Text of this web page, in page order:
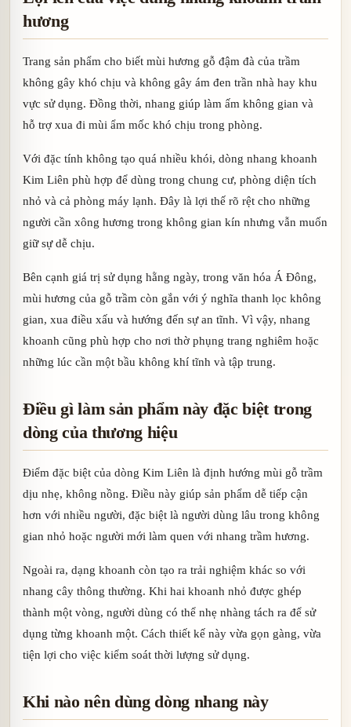
hương
Trang sản phẩm cho biết mùi hương gỗ đậm đà của trầm
không gây khó chịu và không gây ám đen trần nhà hay khu
vực sử dụng. Đồng thời, nhang giúp làm ấm không gian và
hỗ trợ xua đi mùi ẩm mốc khó chịu trong phòng.
Với đặc tính không tạo quá nhiều khói, dòng nhang khoanh
Kim Liên phù hợp để dùng trong chung cư, phòng diện tích
nhỏ và cả phòng máy lạnh. Đây là lợi thế rõ rệt cho những
người cần xông hương trong không gian kín nhưng vẫn muốn
giữ sự dễ chịu.
Bên cạnh giá trị sử dụng hằng ngày, trong văn hóa Á Đông,
mùi hương của gỗ trầm còn gắn với ý nghĩa thanh lọc không
gian, xua điều xấu và hướng đến sự an tĩnh. Vì vậy, nhang
khoanh cũng phù hợp cho nơi thờ phụng trang nghiêm hoặc
những lúc cần một bầu không khí tĩnh và tập trung.
Điều gì làm sản phẩm này đặc biệt trong
dòng của thương hiệu
Điểm đặc biệt của dòng Kim Liên là định hướng mùi gỗ trầm
dịu nhẹ, không nồng. Điều này giúp sản phẩm dễ tiếp cận
hơn với nhiều người, đặc biệt là người dùng lâu trong không
gian nhỏ hoặc người mới làm quen với nhang trầm hương.
Ngoài ra, dạng khoanh còn tạo ra trải nghiệm khác so với
nhang cây thông thường. Khi hai khoanh nhỏ được ghép
thành một vòng, người dùng có thể nhẹ nhàng tách ra để sử
dụng từng khoanh một. Cách thiết kế này vừa gọn gàng, vừa
tiện lợi cho việc kiểm soát thời lượng sử dụng.
Khi nào nên dùng dòng nhang này